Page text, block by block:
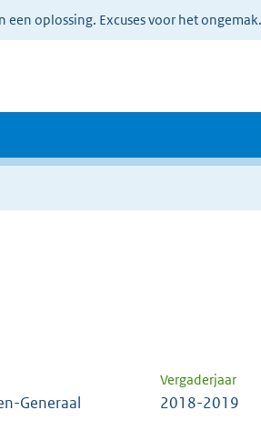
oplossing. Excuses voor het ongemak.
Vergaderjaar
Generaal 2018-2019